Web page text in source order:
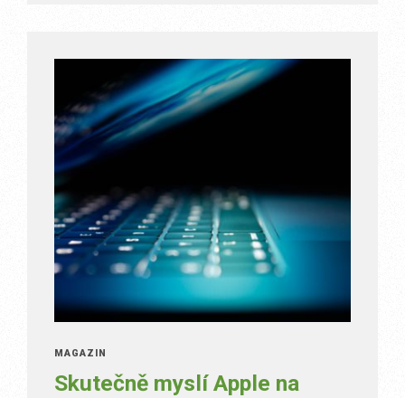
MAGAZÍN
Skutečně myslí Apple na